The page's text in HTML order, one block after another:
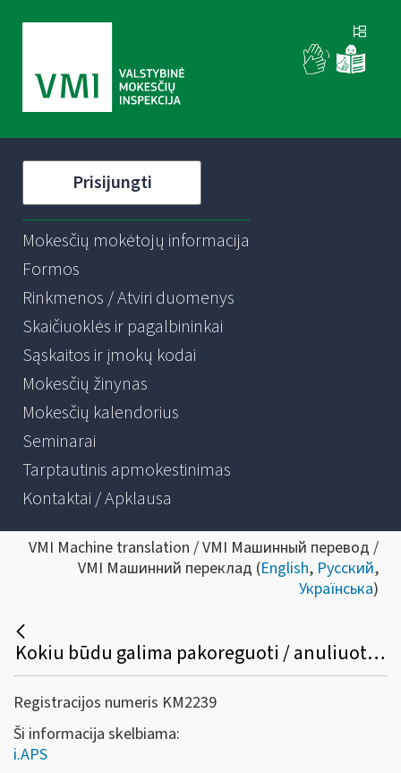
Prisijungti
Mokesčių mokėtojų informacija
Formos
Rinkmenos / Atviri duomenys
Skaičiuoklės ir pagalbininkai
Sąskaitos ir įmokų kodai
Mokesčių žinynas
Mokesčių kalendorius
Seminarai
Tarptautinis apmokestinimas
Kontaktai / Apklausa
VMI Machine translation / VMI Машинный перевод /
VMI Машинний переклад (English, Русский,
Українська)
Kokiu būdu galima pakoreguoti / anuliuoti jau išrašytą PVM sąskaitą faktūrą /sąskaitą faktūrą ir kitus pajamų ir išlaidų dokumentus?
Registracijos numeris KM2239
Ši informacija skelbiama:
i.APS